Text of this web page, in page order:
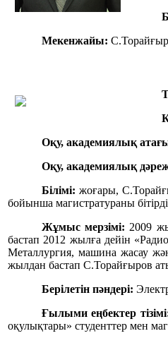
Мекенжайы:
Оқу, академиялық
Оқу, академиялық
Білімі: жоғары,
бойынша магистратураны
Жұмыс мерзімі: 2009
бастап 2012 жылға дейін
Металлургия, машина жасау
жылдан бастап С.Торайғыров
Берілетін пәндері:
Ғылыми еңбектер
оқулықтары» студенттер мен